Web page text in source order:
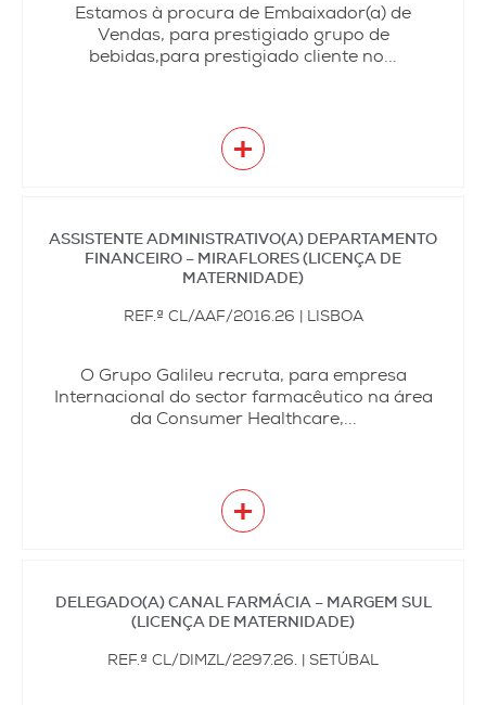
Estamos à procura de Embaixador(a) de
Vendas, para prestigiado grupo de
bebidas,para prestigiado cliente no...
+
ASSISTENTE ADMINISTRATIVO(A) DEPARTAMENTO
FINANCEIRO – MIRAFLORES (LICENÇA DE
MATERNIDADE)
REF.ª CL/AAF/2016.26 | LISBOA
O Grupo Galileu recruta, para empresa
Internacional do sector farmacêutico na área
da Consumer Healthcare,...
+
DELEGADO(A) CANAL FARMÁCIA – MARGEM SUL
(LICENÇA DE MATERNIDADE)
REF.ª CL/DIMZL/2297.26. | SETÚBAL